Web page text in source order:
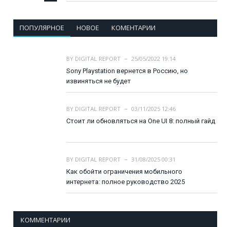
ПОПУЛЯРНОЕ НОВОЕ КОМЕНТАРИИ
BY DIGITAL REPORT
25/05/2022 19:14
Sony Playstation вернется в Россию, но
извиняться не будет
BY DIGITAL REPORT
03/11/2025 12:46
Стоит ли обновляться на One UI 8: полный гайд
BY DIGITAL REPORT
31/08/2025 00:31
Как обойти ограничения мобильного
интернета: полное руководство 2025
КОММЕНТАРИИ